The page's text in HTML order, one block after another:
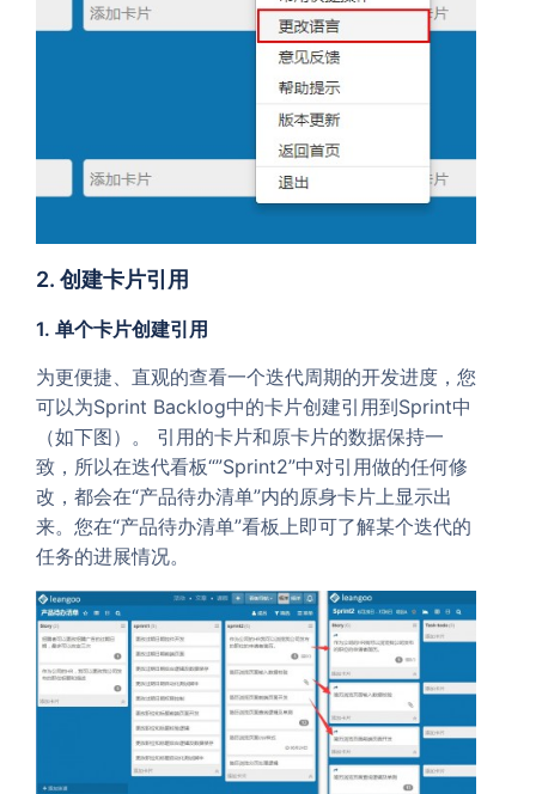
2. 创建卡片引用
1. 单个卡片创建引用
为更便捷、直观的查看一个迭代周期的开发进度，您
可以为Sprint Backlog中的卡片创建引用到Sprint中
（如下图）。 引用的卡片和原卡片的数据保持一
致，所以在迭代看板“”Sprint2”中对引用做的任何修
改，都会在“产品待办清单”内的原身卡片上显示出
来。您在“产品待办清单”看板上即可了解某个迭代的
任务的进展情况。